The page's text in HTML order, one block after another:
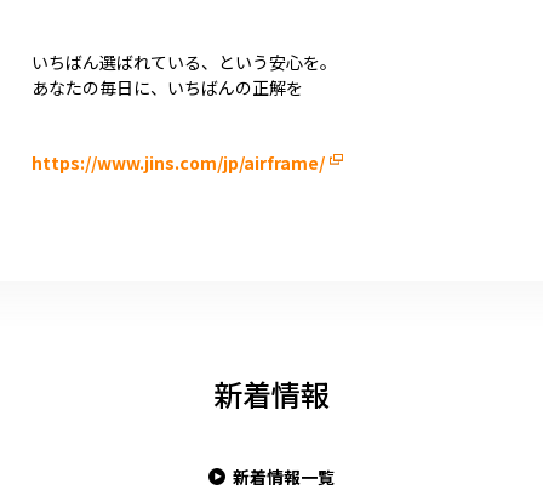
いちばん選ばれている、という安心を。
あなたの毎日に、いちばんの正解を
https://www.jins.com/jp/airframe/
新着情報
新着情報一覧